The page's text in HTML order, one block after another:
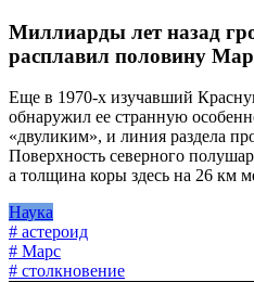
Миллиарды лет назад
расплавил половину
Еще в 1970-х изучавший
обнаружил ее странную
«двуликим», и линия раздела
Поверхность северного
а толщина коры здесь на 26 км
Наука
# астероид
# Марс
# столкновение